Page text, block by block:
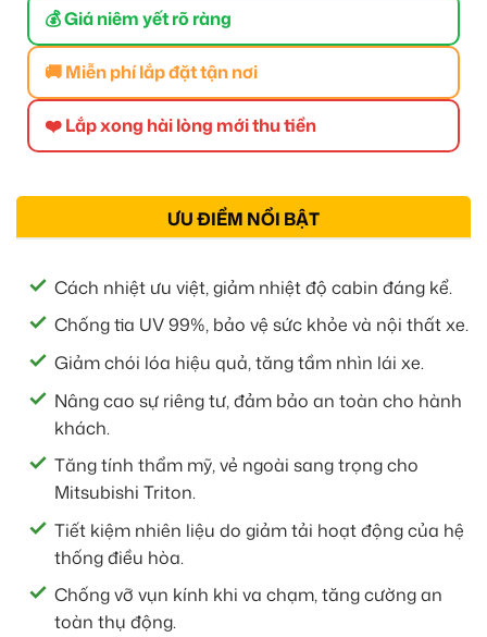
💰 Giá niêm yết rõ ràng
🚚 Miễn phí lắp đặt tận nơi
❤️ Lắp xong hài lòng mới thu tiền
ƯU ĐIỂM NỔI BẬT
Cách nhiệt ưu việt, giảm nhiệt độ cabin đáng kể.
Chống tia UV 99%, bảo vệ sức khỏe và nội thất xe.
Giảm chói lóa hiệu quả, tăng tầm nhìn lái xe.
Nâng cao sự riêng tư, đảm bảo an toàn cho hành
khách.
Tăng tính thẩm mỹ, vẻ ngoài sang trọng cho
Mitsubishi Triton.
Tiết kiệm nhiên liệu do giảm tải hoạt động của hệ
thống điều hòa.
Chống vỡ vụn kính khi va chạm, tăng cường an
toàn thụ động.